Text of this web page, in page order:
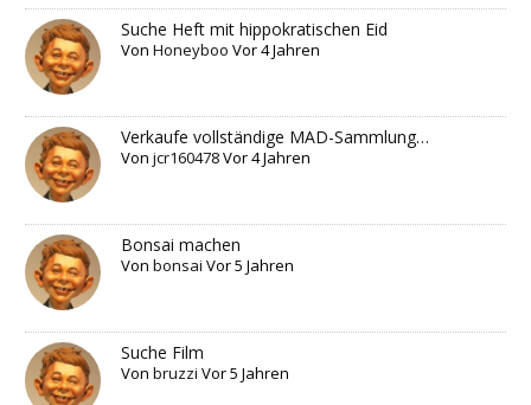
Suche Heft mit hippokratischen Eid
VonHoneyboo Vor 4 Jahren
Verkaufe vollständige MAD-Sammlung…
Vonjcr160478Vor 4 Jahren
Bonsai machen
Vonbonsai Vor 5 Jahren
Suche Film
Vonbruzzi Vor 5 Jahren